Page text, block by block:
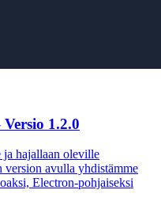
1.2.0
ja hajallaan oleville
avulla yhdistämme
Electron-pohjaiseksi